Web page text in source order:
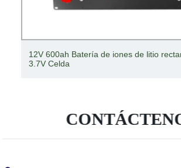
12V 600ah Batería de iones de litio
3.7V Celda